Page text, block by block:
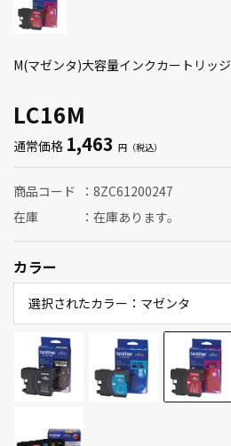
LC16M
M(マゼンタ)大容量インクカートリッジ
通常価格 1,463
商品コード
8ZC61200247
在庫
在庫あります。
カラー
選択されたカラー：マゼンタ